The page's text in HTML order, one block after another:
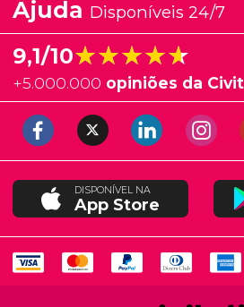
Ajuda Disponíveis 24/7
9,1/10★★★★★
★★★★★
+5.000.000 opiniões da
DISPONÍVEL NA
App Store